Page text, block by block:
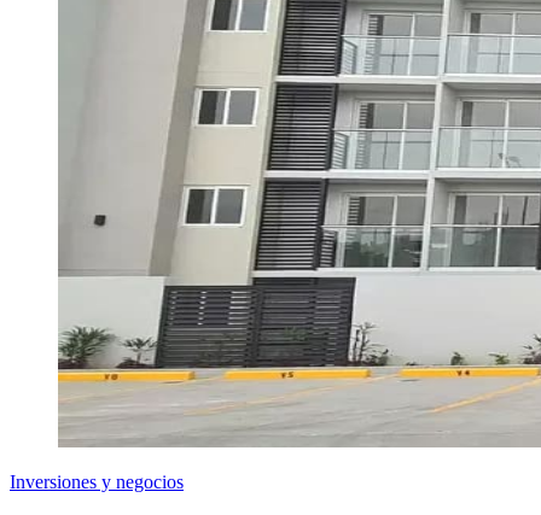
Inversiones y negocios